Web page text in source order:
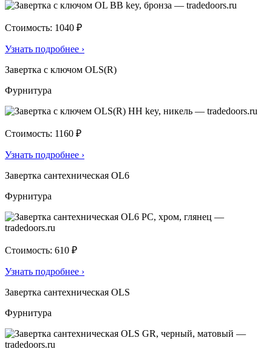
Стоимость: 1040 ₽
Узнать подробнее ›
Завертка с ключом OLS(R)
Фурнитура
Стоимость: 1160 ₽
Узнать подробнее ›
Завертка сантехническая OL6
Фурнитура
Стоимость: 610 ₽
Узнать подробнее ›
Завертка сантехническая OLS
Фурнитура